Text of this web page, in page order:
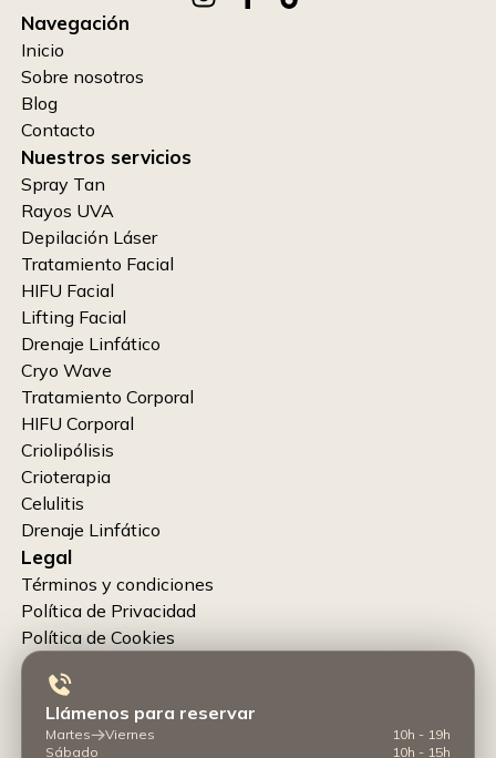
Navegación
Inicio
Sobre nosotros
Blog
Contacto
Nuestros servicios
Spray Tan
Rayos UVA
Depilación Láser
Tratamiento Facial
HIFU Facial
Lifting Facial
Drenaje Linfático
Cryo Wave
Tratamiento Corporal
HIFU Corporal
Criolipólisis
Crioterapia
Celulitis
Drenaje Linfático
Legal
Términos y condiciones
Política de Privacidad
Política de Cookies
Llámenos para reservar
10h - 19h
Martes
Viernes
10h - 15h
Sábado